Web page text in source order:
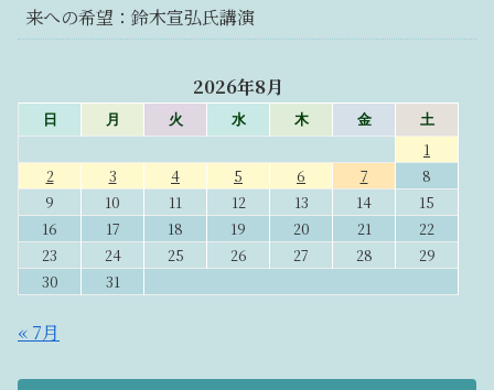
来への希望：鈴木宣弘氏講演
2026年8月
日 月 火 水 木 金 土
1
2
3 4 5 6 7
8
9
10 11 12 13 14
15
16
17 18 19 20 21
22
23
24 25 26 27 28
29
30
31
« 7月